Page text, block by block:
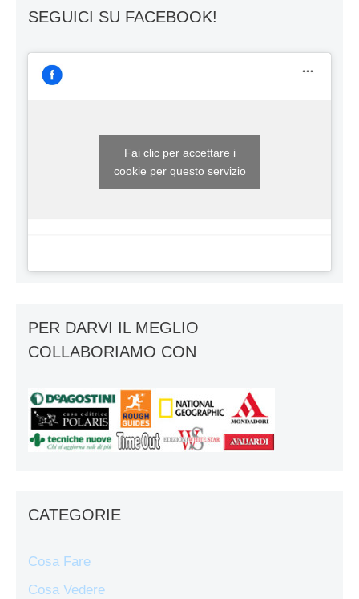
SEGUICI SU FACEBOOK!
Fai clic per accettare i
cookie per questo servizio
PER DARVI IL MEGLIO
COLLABORIAMO CON
CATEGORIE
Cosa Fare
Cosa Vedere